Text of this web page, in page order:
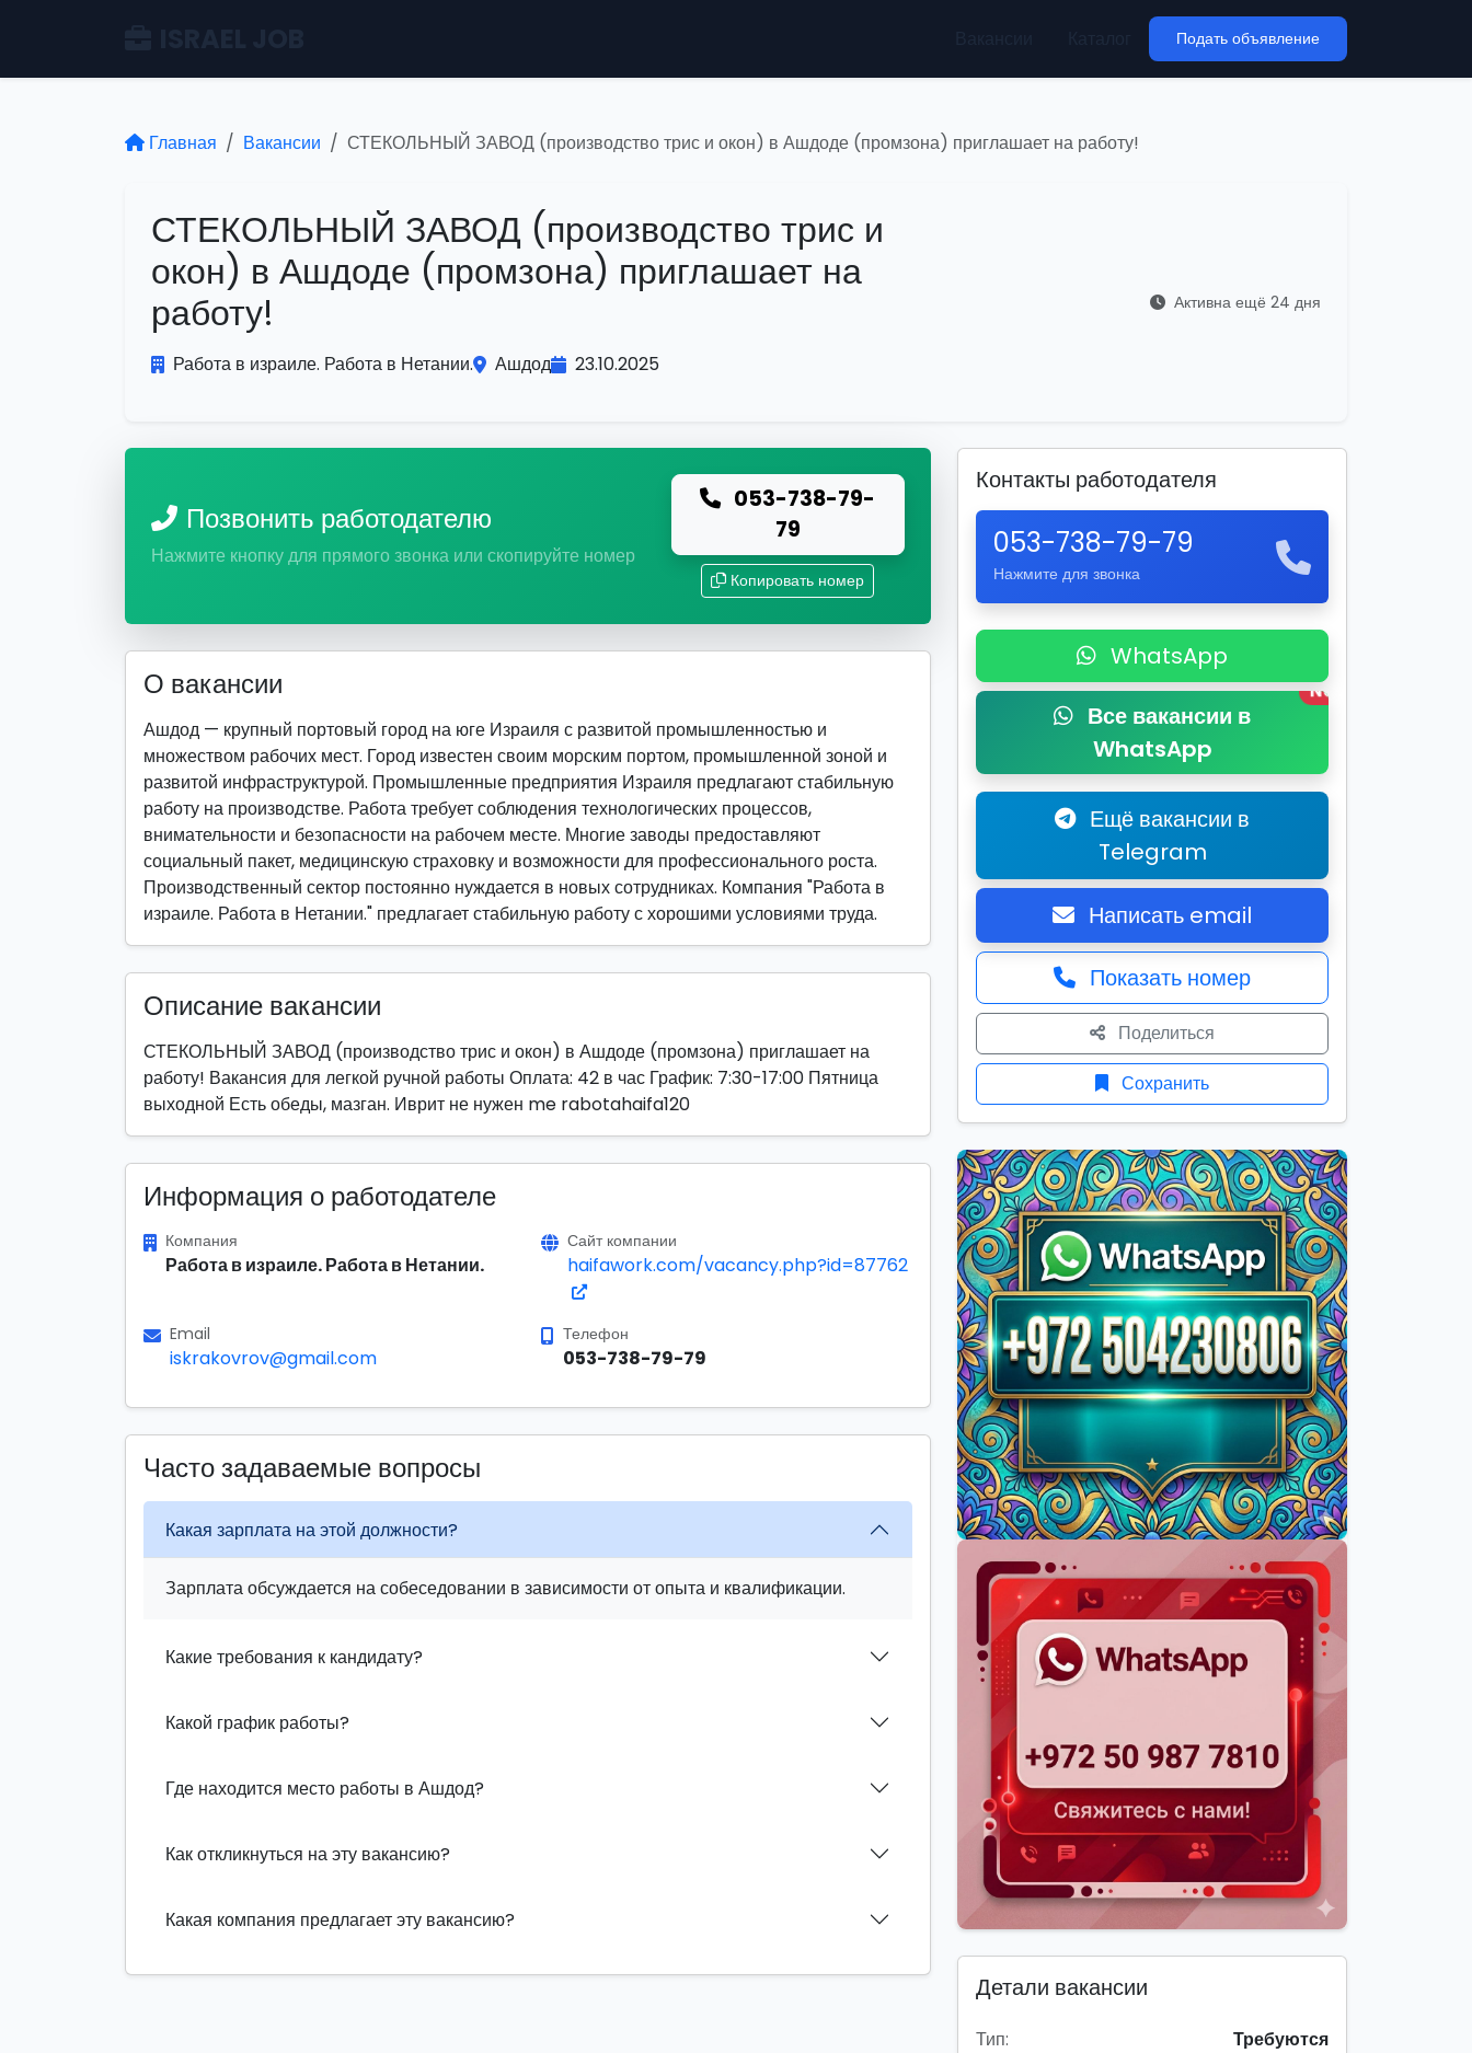
Подать объявление
Главная Вакансии СТЕКОЛЬНЫЙ ЗАВОД (производство трис и окон) в Ашдоде (промзона) приглашает на работу!
СТЕКОЛЬНЫЙ ЗАВОД (производство трис и
окон) в Ашдоде (промзона) приглашает на
работу!
Работа в израиле. Работа в Нетании. Ашдод 23.10.2025
Активна ещё 24 дня
Позвонить работодателю
Нажмите кнопку для прямого звонка или скопируйте номер
053-738-79-
79
Копировать номер
О вакансии
Ашдод — крупный портовый город на юге Израиля с развитой промышленностью и
множеством рабочих мест. Город известен своим морским портом, промышленной зоной и
развитой инфраструктурой. Промышленные предприятия Израиля предлагают стабильную
работу на производстве. Работа требует соблюдения технологических процессов,
внимательности и безопасности на рабочем месте. Многие заводы предоставляют
социальный пакет, медицинскую страховку и возможности для профессионального роста.
Производственный сектор постоянно нуждается в новых сотрудниках. Компания "Работа в
израиле. Работа в Нетании." предлагает стабильную работу с хорошими условиями труда.
Описание вакансии
СТЕКОЛЬНЫЙ ЗАВОД (производство трис и окон) в Ашдоде (промзона) приглашает на
работу! Вакансия для легкой ручной работы Оплата: 42 в час График: 7:30-17:00 Пятница
выходной Есть обеды, мазган. Иврит не нужен me rabotahaifa120
Информация о работодателе
Компания
Работа в израиле. Работа в Нетании.
Сайт компании
haifawork.com/vacancy.php?id=87762
Email
iskrakovrov@gmail.com
Телефон
053-738-79-79
Часто задаваемые вопросы
Какая зарплата на этой должности?
Зарплата обсуждается на собеседовании в зависимости от опыта и квалификации.
Какие требования к кандидату?
Какой график работы?
Где находится место работы в Ашдод?
Как откликнуться на эту вакансию?
Какая компания предлагает эту вакансию?
Контакты работодателя
053-738-79-79
Нажмите для звонка
WhatsApp
Все вакансии в
WhatsApp
New
Ещё вакансии в
Telegram
Написать email
Показать номер
Поделиться
Сохранить
Детали вакансии
Тип:
Требуются